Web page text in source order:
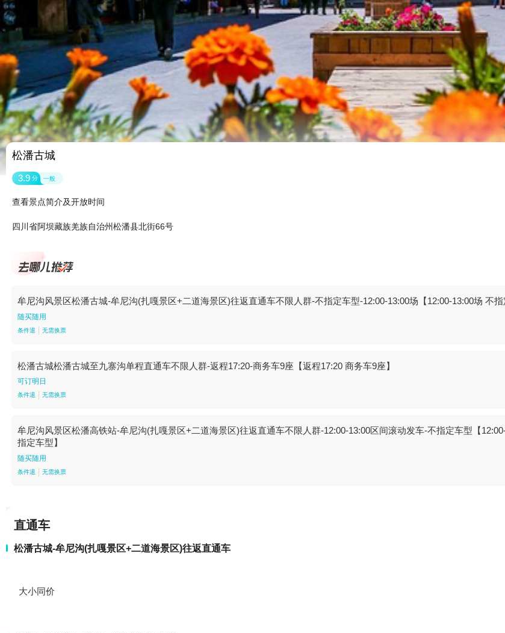
松潘古城
3.9 分 一般
查看景点简介及开放时间
四川省阿坝藏族羌族自治州松潘县北街66号
牟尼沟风景区松潘古城-牟尼沟(扎嘎景区+二道海景区)往返直通车不限人群-不指定车型-12:00-13:00场【12:00-13:00场 不指
随买随用
条件退 无需换票
松潘古城松潘古城至九寨沟单程直通车不限人群-返程17:20-商务车9座【返程17:20 商务车9座】
可订明日
条件退 无需换票
牟尼沟风景区松潘高铁站-牟尼沟(扎嘎景区+二道海景区)往返直通车不限人群-12:00-13:00区间滚动发车-不指定车型【
指定车型】
随买随用
条件退 无需换票
直通车
松潘古城-牟尼沟(扎嘎景区+二道海景区)往返直通车
大小同价